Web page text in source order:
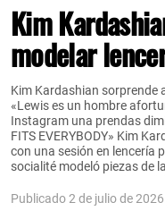
Kim
modelar
Kim Kardashian sorprende
«Lewis es un hombre
Instagram una prendas
FITS EVERYBODY» Kim
con una sesión en lencería
socialité modeló piezas de
Publicado 2 de julio de 2026